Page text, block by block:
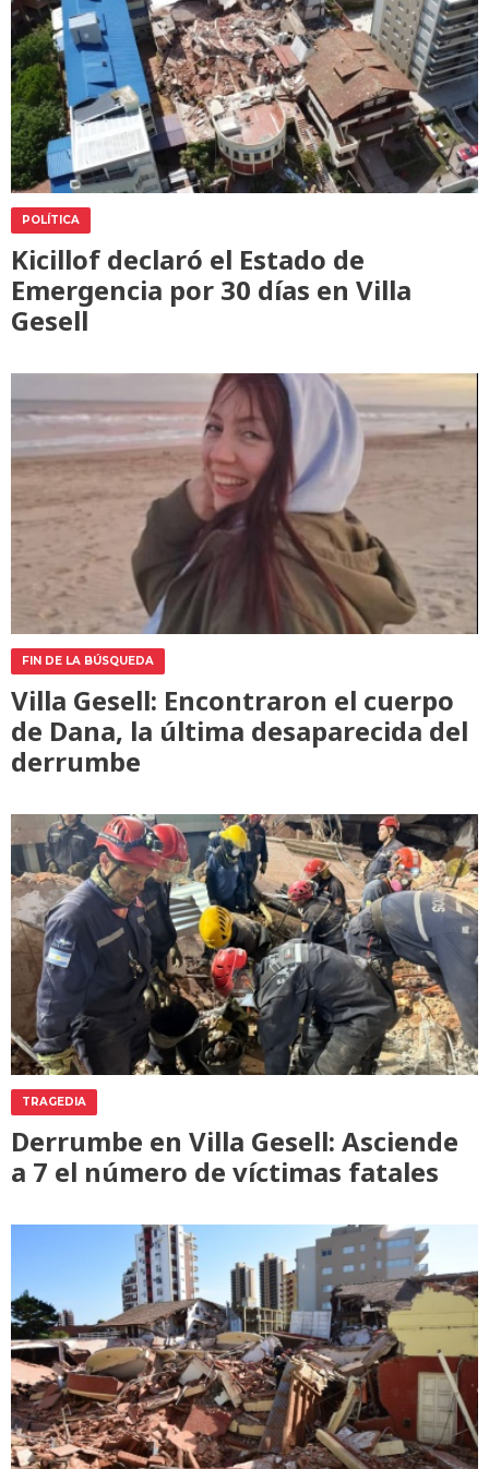
POLÍTICA
Kicillof declaró el Estado de
Emergencia por 30 días en Villa
Gesell
FIN DE LA BÚSQUEDA
Villa Gesell: Encontraron el cuerpo
de Dana, la última desaparecida del
derrumbe
TRAGEDIA
Derrumbe en Villa Gesell: Asciende
a 7 el número de víctimas fatales